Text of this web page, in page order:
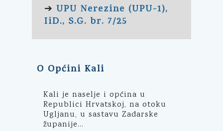
➔ UPU Nerezine (UPU-1),
IiD., S.G. br. 7/25
O Općini Kali
Kali je naselje i općina u
Republici Hrvatskoj, na otoku
Ugljanu, u sastavu Zadarske
županije...